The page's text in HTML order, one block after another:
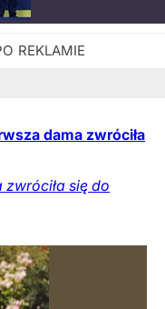
dama zwróciła
się do